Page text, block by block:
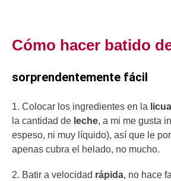
Cómo hacer batido
sorprendentemente fácil
1. Colocar los ingredientes en la
la cantidad de leche, a mi me gusta
espeso, ni muy líquido), así que le
apenas cubra el helado, no mucho.
2. Batir a velocidad rápida, no hace